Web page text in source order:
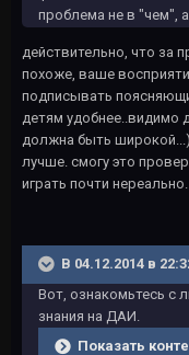
проблема не в "чем",
действительно, что за
похоже, ваше
подписывать
детям удобнее..видимо
должна быть
лучше. смогу это
играть почти нереально.
В 04.12.2014 в
Вот, ознакомьтесь с
знания на ДАИ.
Показать